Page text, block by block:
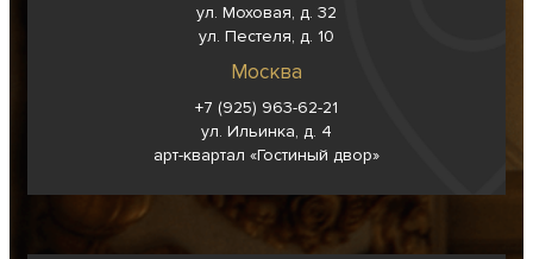
ул. Моховая, д. 32
ул. Пестеля, д. 10
Москва
+7 (925) 963-62-21
ул. Ильинка, д. 4
арт-квартал «Гостиный двор»